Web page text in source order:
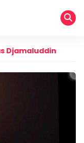
Djamaluddin